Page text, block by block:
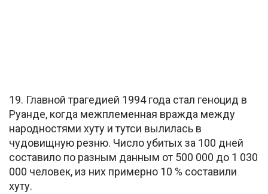
19. Главной трагедией 1994 года стал геноцид в
Руанде, когда межплеменная вражда между
народностями хуту и тутси вылилась в
чудовищную резню. Число убитых за 100 дней
составило по разным данным от 500 000 до 1 030
000 человек, из них примерно 10 % составили
хуту.